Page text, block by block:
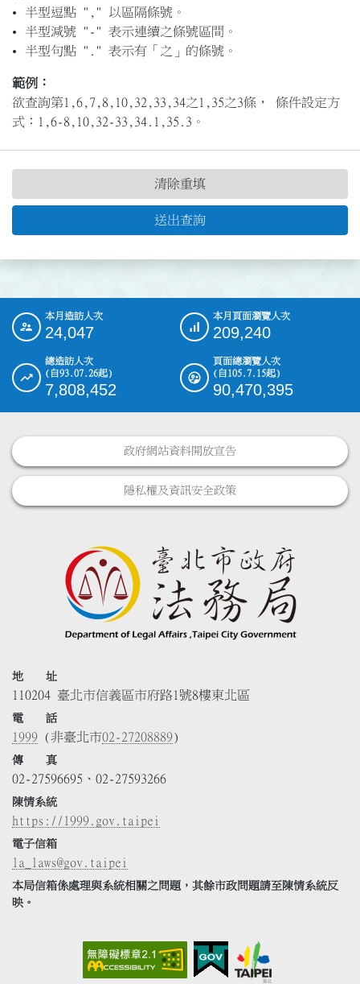
半型逗點 "," 以區隔條號。
半型減號 "-" 表示連續之條號區間。
半型句點 "." 表示有「之」的條號。
範例：
欲查詢第1,6,7,8,10,32,33,34之1,35之3條， 條件設定方
式：1,6-8,10,32-33,34.1,35.3。
送出查詢
清除重填
::: 本月造訪人次
24,047
本月頁面瀏覽人次
209,240
總造訪人次
(自93.07.26起)
7,808,452
頁面總瀏覽人次
(自105.7.15起)
90,470,395
政府網站資料開放宣告
隱私權及資訊安全政策
地 址
110204 臺北市信義區市府路1號8樓東北區
電 話
1999 (非臺北市02-27208889)
傳 真
02-27596695、02-27593266
陳情系統
https://1999.gov.taipei
電子信箱
la_laws@gov.taipei
本局信箱係處理與系統相關之問題，其餘市政問題請至陳情系統反
映。